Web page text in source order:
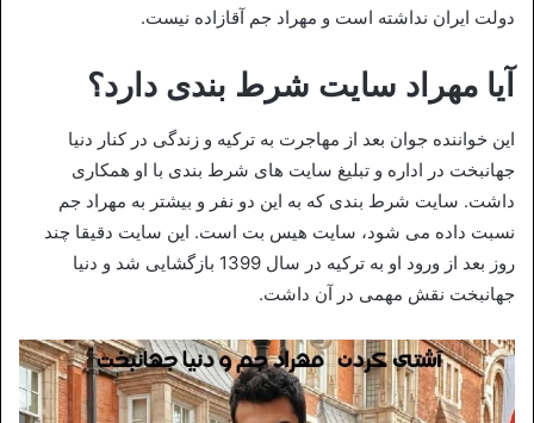
دولت ایران نداشته است و مهراد جم آقازاده نیست.
آیا مهراد سایت شرط بندی دارد؟
این خواننده جوان بعد از مهاجرت به ترکیه و زندگی در کنار دنیا
جهانبخت در اداره و تبلیغ سایت های شرط بندی با او همکاری
داشت. سایت شرط بندی که به این دو نفر و بیشتر به مهراد جم
نسبت داده می شود، سایت هیس بت است. این سایت دقیقا چند
روز بعد از ورود او به ترکیه در سال 1399 بازگشایی شد و دنیا
جهانبخت نقش مهمی در آن داشت.